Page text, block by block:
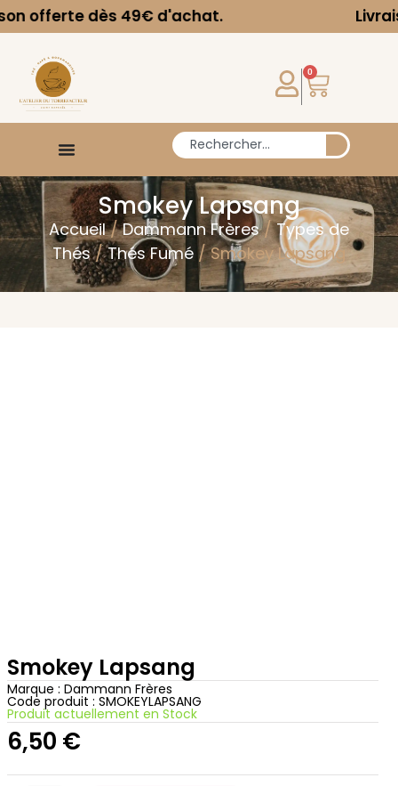
dès 49€ d'achat. Livraison
0
Smokey Lapsang
Accueil/Dammann Frères/Types de
Thés/Thés Fumé / Smokey Lapsang
Smokey Lapsang
Marque : Dammann Frères
Code produit : SMOKEYLAPSANG
Produit actuellement en Stock
6,50 €